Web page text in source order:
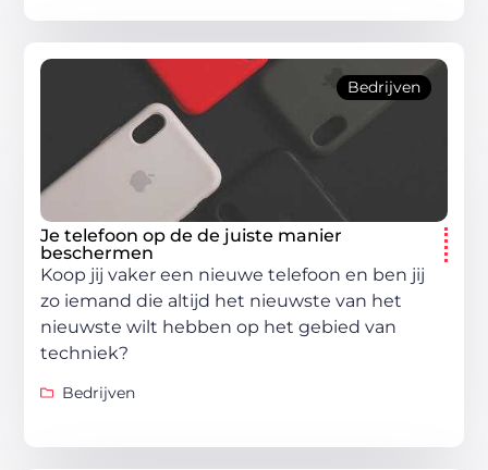
Bedrijven
Je telefoon op de de juiste manier
beschermen
Koop jij vaker een nieuwe telefoon en ben jij
zo iemand die altijd het nieuwste van het
nieuwste wilt hebben op het gebied van
techniek?
Bedrijven